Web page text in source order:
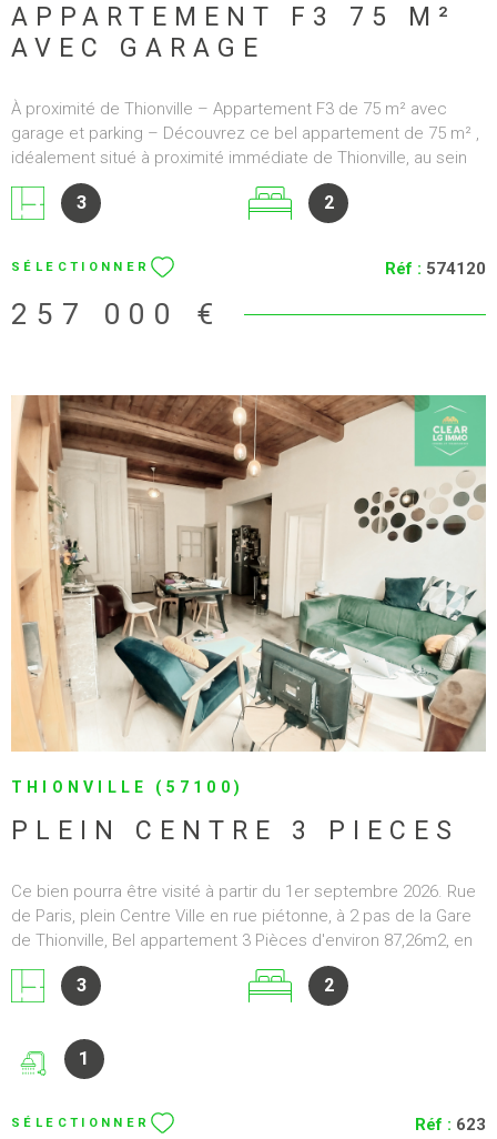
APPARTEMENT F3 75 M²
AVEC GARAGE
À proximité de Thionville – Appartement F3 de 75 m² avec
garage et parking – Découvrez ce bel appartement de 75 m² ,
idéalement situé à proximité immédiate de Thionville, au sein
d'une petite copropriété de seulement 5 logements , offrant
un cadre de vie calme et agréable. Situé au 1er étage sur 3
vie lumineuse, d'une cuisine fonctionnelle, de 2 chambres ,
d'une salle de bains ainsi que de WC indépendants. Côté
prestations, vous bénéficierez d'un garage fermé ainsi que
d'une place de parking privative , un véritable atout au
consommation. Les charges de copropriété s'élèvent à
seulement 1 200 € par an . Classe énergétique : D Émissions
de gaz à effet de serre : D Les atouts : Appartement de 75 m²
2 chambres Garage fermé Place de parking privative Petite
copropriété de 5 logements 1er étage sur 3 Chauffage
individuel au gaz Charges maîtrisées : 1 200 €/an Proche de
Thionville et de toutes les commodités Pour plus
d'informations ou pour organiser une visite, contactez-nous
dès maintenant.
3 2
SÉLECTIONNER Réf : 574120
257 000 €
THIONVILLE (57100)
PLEIN CENTRE 3 PIECES
Ce bien pourra être visité à partir du 1er septembre 2026. Rue
de Paris, plein Centre Ville en rue piétonne, à 2 pas de la Gare
de Thionville, Bel appartement 3 Pièces d'environ 87,26m2, en
1er étage sans ascenseur. Hauteur sous plafond environ
3,17m. Appartement traversant chaleureux et rempli de
marbre, et autres à découvrir lors d'une visite. Un Séjour
d'environ 30m2, une première chambre d'environ 19m2, une
et salle d'eau avec douche à l'italienne et meuble sous vasque.
3 2
1
SÉLECTIONNER Réf : 623
VOIR LE BIEN